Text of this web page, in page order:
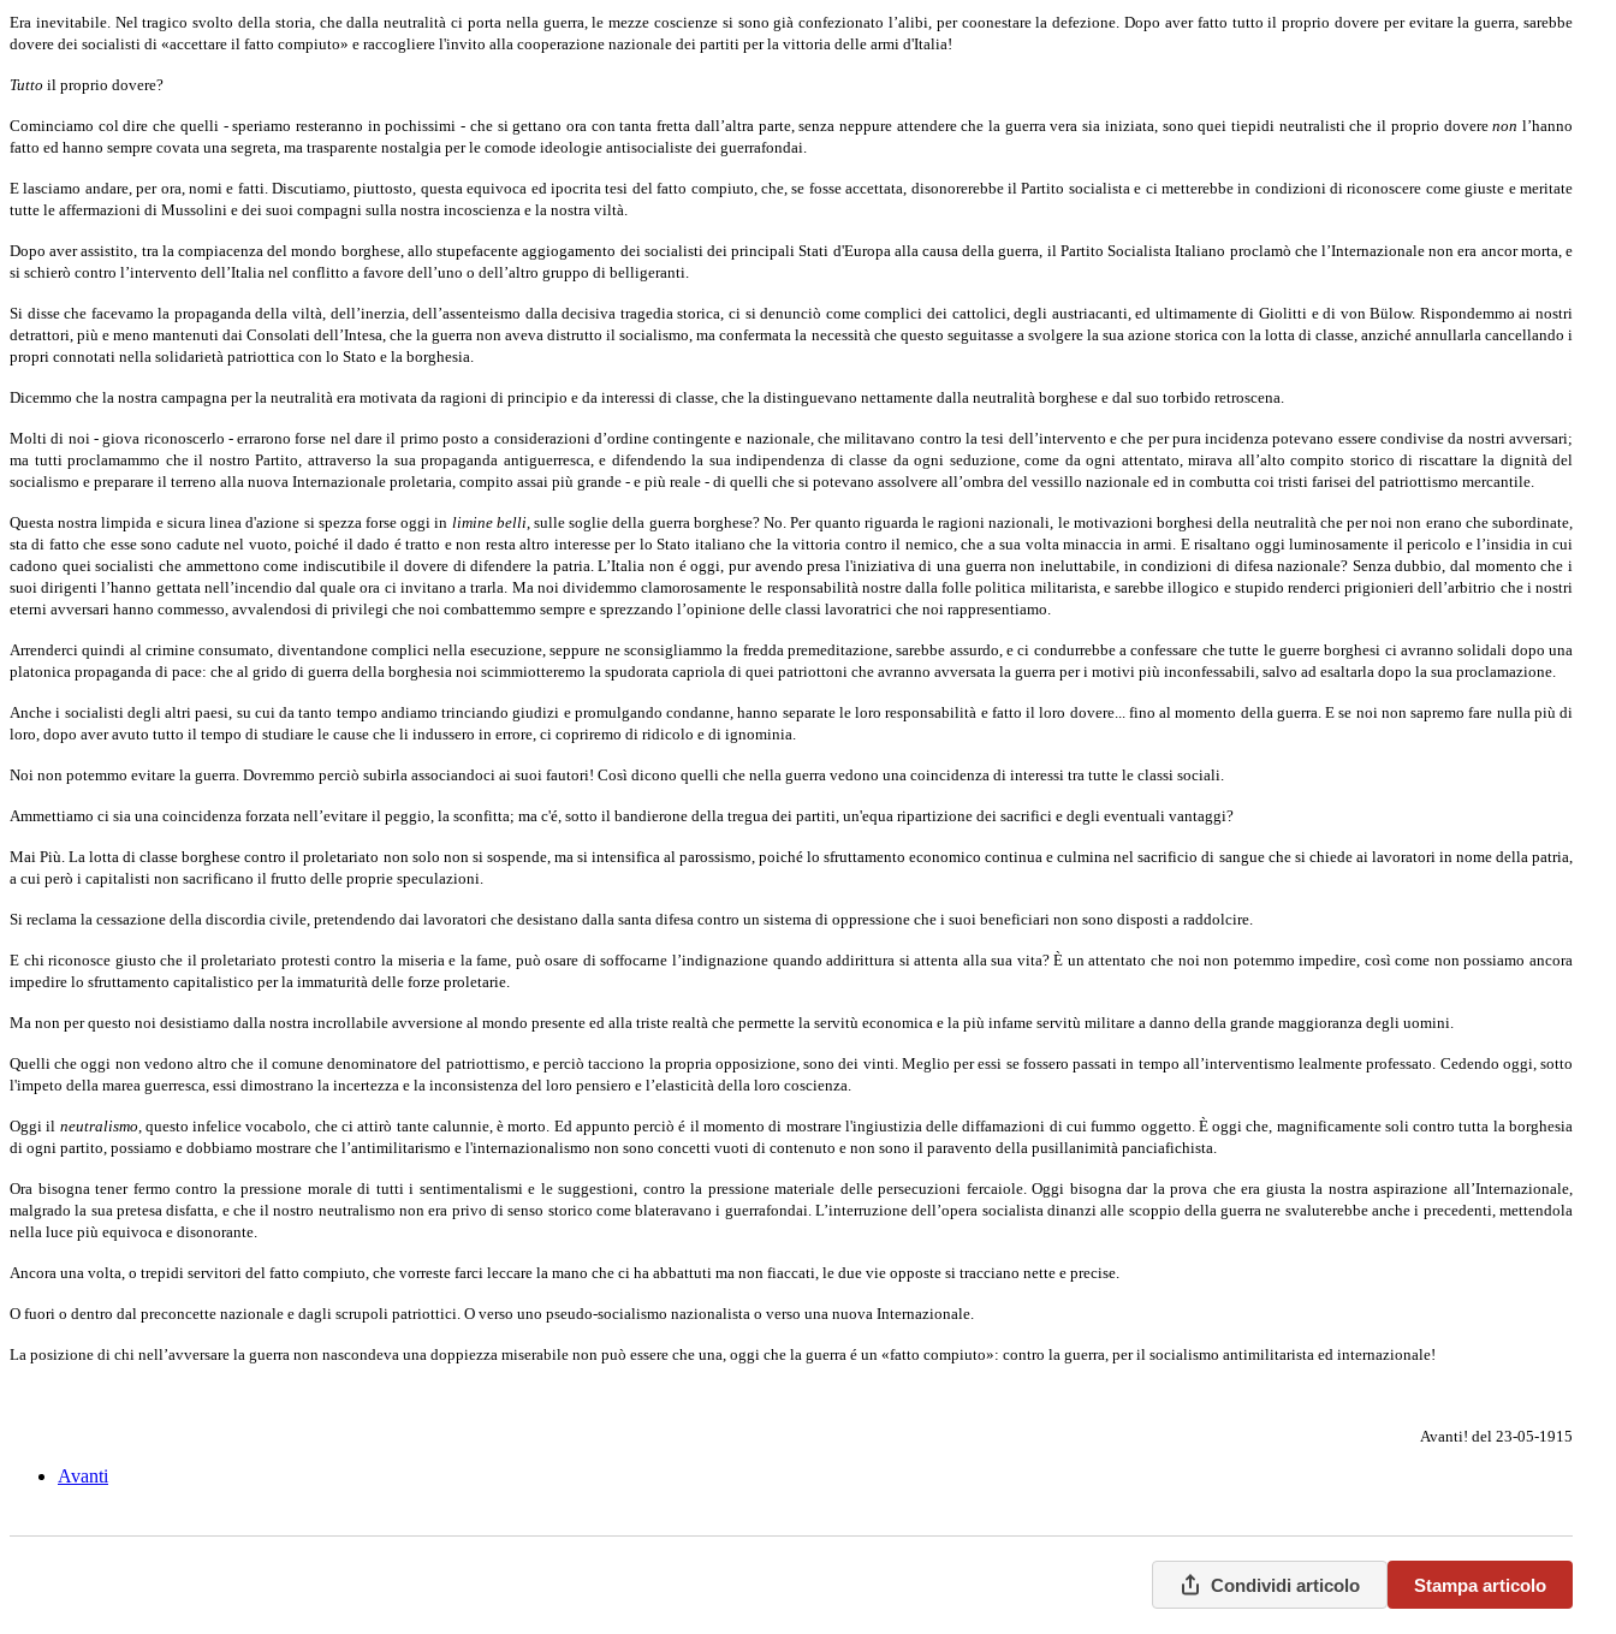
Era inevitabile. Nel tragico svolto della storia, che dalla neutralità ci porta nella guerra, le mezze coscienze si sono già confezionato l’alibi, per coonestare la defezione. Dopo aver fatto tutto il proprio dovere per evitare la guerra, sarebbe
dovere dei socialisti di «accettare il fatto compiuto» e raccogliere l'invito alla cooperazione nazionale dei partiti per la vittoria delle armi d'Italia!
Tutto il proprio dovere?
Cominciamo col dire che quelli - speriamo resteranno in pochissi­mi - che si gettano ora con tanta fretta dall’altra parte, senza neppure attendere che la guerra vera sia iniziata, sono quei tiepidi neutralisti che il proprio doverenon l’hanno
fatto ed hanno sempre covata una segreta, ma trasparente nostalgia per le comode ideologie antisocialiste dei guer­rafondai.
E lasciamo andare, per ora, nomi e fatti. Discutiamo, piuttosto, questa equivoca ed ipocrita tesi del fatto compiuto, che, se fosse accettata, diso­norerebbe il Partito socialista e ci metterebbe in condizioni di riconoscere come giuste e meritate
tutte le affermazioni di Mussolini e dei suoi com­pagni sulla nostra incoscienza e la nostra viltà.
Dopo aver assistito, tra la compiacenza del mondo borghese, allo stu­pefacente aggiogamento dei socialisti dei principali Stati d'Europa alla causa della guerra, il Partito Socialista Italiano proclamò che l’Internazio­nale non era ancor morta, e
si schierò contro l’intervento dell’Italia nel conflitto a favore dell’uno o dell’altro gruppo di belligeranti.
Si disse che facevamo la propaganda della viltà, dell’inerzia, dell’as­senteismo dalla decisiva tragedia storica, ci si denunciò come complici dei cattolici, degli austriacanti, ed ultimamente di Giolitti e di von Bülow. Rispondemmo ai nostri
detrattori, più e meno mantenuti dai Consolati dell’Intesa, che la guerra non aveva distrutto il socialismo, ma confer­mata la necessità che questo seguitasse a svolgere la sua azione storica con la lotta di classe, anziché annullarla cancellando i
propri connotati nel­la solidarietà patriottica con lo Stato e la borghesia.
Dicemmo che la nostra campagna per la neutralità era motivata da ragioni di principio e da interessi di classe, che la distinguevano netta­mente dalla neutralità borghese e dal suo torbido retroscena.
Molti di noi - giova riconoscerlo - errarono forse nel dare il primo posto a considerazioni d’ordine contingente e nazionale, che militavano contro la tesi dell’intervento e che per pura incidenza potevano essere condivise da nostri avversari;
ma tutti proclamammo che il nostro Partito, attraverso la sua propaganda antiguerresca, e difendendo la sua indipen­denza di classe da ogni seduzione, come da ogni attentato, mirava all’alto compito storico di riscattare la dignità del
socialismo e preparare il ter­reno alla nuova Internazionale proletaria, compito assai più grande - e più reale - di quelli che si potevano assolvere all’ombra del vessillo na­zionale ed in combutta coi tristi farisei del patriottismo mercantile.
Questa nostra limpida e sicura linea d'azione si spezza forse oggi in limine belli, sulle soglie della guerra borghese? No. Per quanto riguarda le ragioni nazionali, le motivazioni borghesi della neutralità che per noi non erano che subordinate,
sta di fatto che esse sono cadute nel vuoto, poiché il dado é tratto e non resta altro interesse per lo Stato italiano che la vittoria contro il nemico, che a sua volta minaccia in armi. E ri­saltano oggi luminosamente il pericolo e l’insidia in cui
cadono quei socia­listi che ammettono come indiscutibile il dovere di difendere la patria. L’Italia non é oggi, pur avendo presa l'iniziativa di una guerra non inelut­tabile, in condizioni di difesa nazionale? Senza dubbio, dal momento che i
suoi dirigenti l’hanno gettata nell’incendio dal quale ora ci invitano a trarla. Ma noi dividemmo clamorosamente le responsabilità nostre dalla folle politica militarista, e sarebbe illogico e stupido renderci prigionieri dell’arbitrio che i nostri
eterni avversari hanno commesso, avvalendosi di privilegi che noi combattemmo sempre e sprezzando l’opinione delle classi lavoratrici che noi rappresentiamo.
Arrenderci quindi al crimine consumato, diventandone complici nella esecuzione, seppure ne sconsigliammo la fredda premeditazione, sarebbe assurdo, e ci condurrebbe a confessare che tutte le guerre borghesi ci a­vranno solidali dopo una
platonica propaganda di pace: che al grido di guerra della borghesia noi scimmiotteremo la spudorata capriola di quei patriottoni che avranno avversata la guerra per i motivi più inconfessa­bili, salvo ad esaltarla dopo la sua proclamazione.
Anche i socialisti degli altri paesi, su cui da tanto tempo andiamo trinciando giudizi e promulgando condanne, hanno separate le loro respon­sabilità e fatto il loro dovere... fino al momento della guerra. E se noi non sapremo fare nulla più di
loro, dopo aver avuto tutto il tempo di stu­diare le cause che li indussero in errore, ci copriremo di ridicolo e di ignominia.
Noi non potemmo evitare la guerra. Dovremmo perciò subirla asso­ciandoci ai suoi fautori! Così dicono quelli che nella guerra vedono una coincidenza di interessi tra tutte le classi sociali.
Ammettiamo ci sia una coincidenza forzata nell’evitare il peggio, la sconfitta; ma c'é, sotto il bandierone della tregua dei partiti, un'equa ri­partizione dei sacrifici e degli eventuali vantaggi?
Mai Più. La lotta di classe borghese contro il proletariato non solo non si sospende, ma si intensifica al parossismo, poiché lo sfruttamento econo­mico continua e culmina nel sacrificio di sangue che si chiede ai lavo­ratori in nome della patria,
a cui però i capitalisti non sacrificano il frutto delle proprie speculazioni.
Si reclama la cessazione della discordia civile, pretendendo dai lavo­ratori che desistano dalla santa difesa contro un sistema di oppressione che i suoi beneficiari non sono disposti a raddolcire.
E chi riconosce giusto che il proletariato protesti contro la miseria e la fame, può osare di soffocarne l’indignazione quando addirittura si at­tenta alla sua vita? È un attentato che noi non potemmo impedire, così come non possiamo ancora
impedire lo sfruttamento capitalistico per la immaturità delle forze proletarie.
Ma non per questo noi desistiamo dalla nostra incrollabile avversione al mondo presente ed alla triste realtà che permette la servitù economica e la più infame servitù militare a danno della grande maggioranza degli uomini.
Quelli che oggi non vedono altro che il comune denominatore del pa­triottismo, e perciò tacciono la propria opposizione, sono dei vinti. Meglio per essi se fossero passati in tempo all’interventismo lealmente professato. Cedendo oggi, sotto
l'impeto della marea guerresca, essi dimostrano la in­certezza e la inconsistenza del loro pensiero e l’elasticità della loro coscienza.
Oggi il neutralismo, questo infelice vocabolo, che ci attirò tante calunnie, è morto. Ed appunto perciò é il momento di mostrare l'ingiustizia delle dif­famazioni di cui fummo oggetto. È oggi che, magnificamente soli contro tutta la borghesia
di ogni partito, possiamo e dobbiamo mostrare che l’anti­militarismo e l'internazionalismo non sono concetti vuoti di contenuto e non sono il paravento della pusillanimità panciafichista.
Ora bisogna tener fermo contro la pressione morale di tutti i sentimen­talismi e le suggestioni, contro la pressione materiale delle persecuzioni fer­caiole. Oggi bisogna dar la prova che era giusta la nostra aspirazione all’In­ternazionale,
malgrado la sua pretesa disfatta, e che il nostro neutralismo non era privo di senso storico come blateravano i guerrafondai. L’interru­zione dell’opera socialista dinanzi alle scoppio della guerra ne svaluterebbe anche i precedenti, mettendola
nella luce più equivoca e disonorante.
Ancora una volta, o trepidi servitori del fatto compiuto, che vorreste farci leccare la mano che ci ha abbattuti ma non fiaccati, le due vie opposte si tracciano nette e precise.
O fuori o dentro dal preconcette nazionale e dagli scrupoli patriottici. O verso uno pseudo-socialismo nazionalista o verso una nuova Internazionale.
La posizione di chi nell’avversare la guerra non nascondeva una doppiez­za miserabile non può essere che una, oggi che la guerra é un «fatto com­piuto»: contro la guerra, per il socialismo antimilitarista ed internazionale!
Avanti! del 23-05-1915
Avanti
Condividi articolo Stampa articolo